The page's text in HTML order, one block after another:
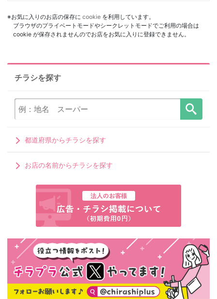
※お気に入りのお店の保存に cookie を利用しています。
ブラウザのプライベートモードやシークレットモードでご利用の場合は
cookie が保存されませんのでお店をお気に入りに登録できません。
チラシを探す
都道府県からチラシを探す
お店の名前からチラシを探す